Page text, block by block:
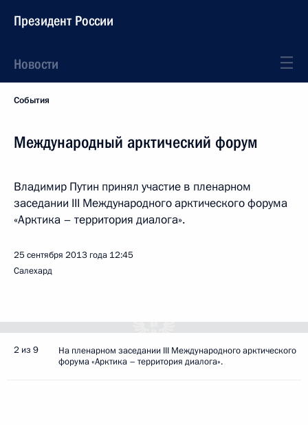
Президент России
Новости
События
Международный арктический форум
Владимир Путин принял участие в пленарном
заседании III Международного арктического форума
«Арктика – территория диалога».
25 сентября 2013 года 12:45
Салехард
2 из 9
На пленарном заседании III Международного арктического
форума «Арктика – территория диалога».